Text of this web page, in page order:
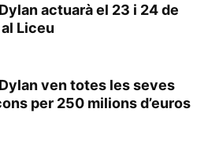
actuarà el 23 i 24 de
Liceu
ven totes les seves
per 250 milions d’euros